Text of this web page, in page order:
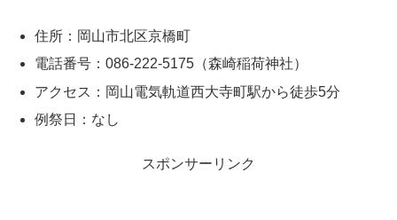
住所：岡山市北区京橋町
電話番号：086-222-5175（森崎稲荷神社）
アクセス：岡山電気軌道西大寺町駅から徒歩5分
例祭日：なし
スポンサーリンク